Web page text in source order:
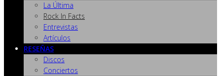
La Última
Rock In Facts
Entrevistas
Artículos
RESEÑAS
Discos
Conciertos